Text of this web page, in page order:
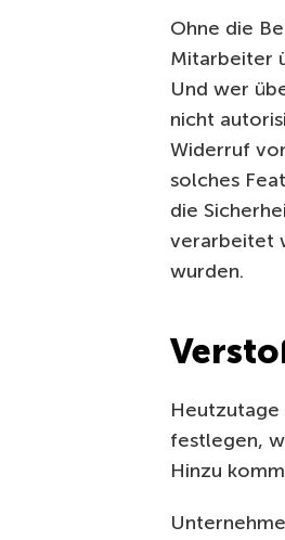
Ohne die
Mitarbeiter
Und wer
nicht
Widerruf
solches
die
verarbeitet
wurden.
Heutzutage
festlegen,
Hinzu